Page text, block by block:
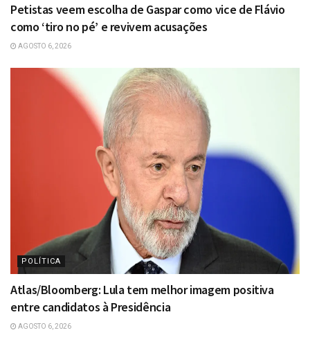
Petistas veem escolha de Gaspar como vice de Flávio
como ‘tiro no pé’ e revivem acusações
AGOSTO 6, 2026
POLÍTICA
Atlas/Bloomberg: Lula tem melhor imagem positiva
entre candidatos à Presidência
AGOSTO 6, 2026